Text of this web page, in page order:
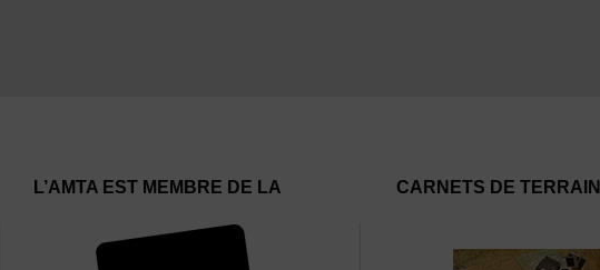
L’AMTA EST MEMBRE DE LA CARNETS DE